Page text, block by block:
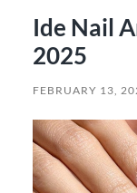
Ide Nail
2025
FEBRUARY 13,